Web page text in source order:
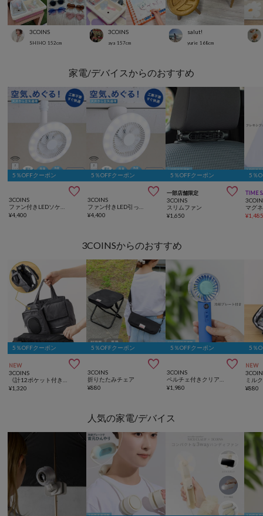
3COINS
SHIHO 152cm
3COINS
aya 157cm
salut!
yurie 168cm
家電/デバイスからのおすすめ
5％OFFクーポン

3COINS
¥4,400
5％OFFクーポン

3COINS
¥4,400
5％OFFクーポン
一部店舗限定 
3COINS
スリムファン
¥1,650
5％
TIME
¥
3COINSからのおすすめ
5％OFFクーポン
NEW 
3COINS
¥1,320
5％OFFクーポン

3COINS
折りたたみチェア
¥880
5％OFFクーポン

3COINS
¥1,980
5％
NEW
¥880
人気の家電/デバイス